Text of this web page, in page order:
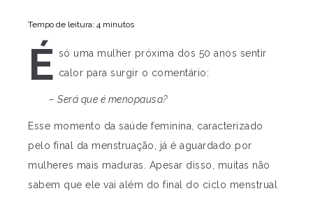
Tempo de leitura: 4 minutos
É só uma mulher próxima dos 50 anos sentir
calor para surgir o comentário:
– Será que é menopausa?
Esse momento da saúde feminina, caracterizado
pelo final da menstruação, já é aguardado por
mulheres mais maduras. Apesar disso, muitas não
sabem que ele vai além do final do ciclo menstrual